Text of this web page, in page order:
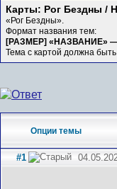
Карты: Рог Бездны /
«Рог Бездны».
Формат названия тем:
[РАЗМЕР] «НАЗВАНИЕ» —
Тема с картой должна
Опции темы
#1